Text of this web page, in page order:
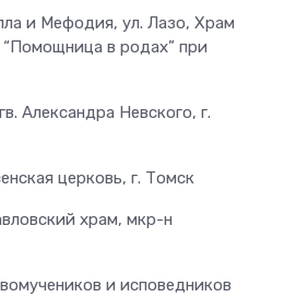
и Мефодия, ул. Лазо, Храм
в родах” при
Александра Невского, г.
церковь, г. Томск
храм, мкр-н
и исповедников